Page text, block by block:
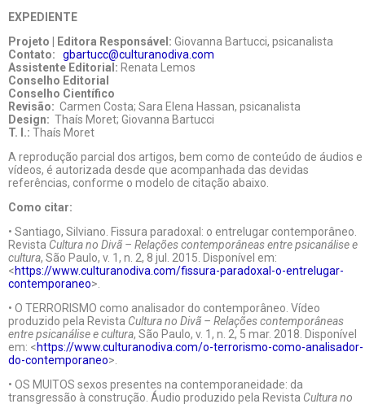
EXPEDIENTE
Projeto | Editora Responsável: Giovanna Bartucci, psicanalista
Contato: gbartucc@culturanodiva.com
Assistente Editorial: Renata Lemos
Conselho Editorial
Conselho Científico
Revisão: Carmen Costa; Sara Elena Hassan, psicanalista
Design: Thaís Moret; Giovanna Bartucci
T. I.: Thaís Moret
A reprodução parcial dos artigos, bem como de conteúdo de áudios e
vídeos, é autorizada desde que acompanhada das devidas
referências, conforme o modelo de citação abaixo.
Como citar:
• Santiago, Silviano. Fissura paradoxal: o entrelugar contemporâneo.
Revista Cultura no Divã – Relações contemporâneas entre psicanálise e
cultura, São Paulo, v. 1, n. 2, 8 jul. 2015. Disponível em:
<https://www.culturanodiva.com/fissura-paradoxal-o-entrelugar-
contemporaneo>.
• O TERRORISMO como analisador do contemporâneo. Vídeo
produzido pela Revista Cultura no Divã – Relações contemporâneas
entre psicanálise e cultura, São Paulo, v. 1, n. 2, 5 mar. 2018. Disponível
em: <https://www.culturanodiva.com/o-terrorismo-como-analisador-
do-contemporaneo>.
• OS MUITOS sexos presentes na contemporaneidade: da
transgressão à construção. Áudio produzido pela Revista Cultura no